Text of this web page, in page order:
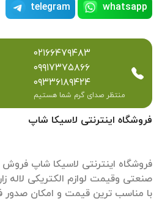
فروشگاه اینترنتی لاسیکا شاپ
فروشگاه اینترنتی لاسیکا شاپ
صنعتی وقیمت لوازم الکتریکی لاله
با مناسب ترین قیمت و امکان صدور
whatsapp
telegram
۰۲۱۶۶۴۷۹۴۸۳
۰۹۹۱۷۳۷۵۸۶۶
۰۹۳۳۶۱۸۹۴۲۴
منتظر صدای گرم شما هستیم